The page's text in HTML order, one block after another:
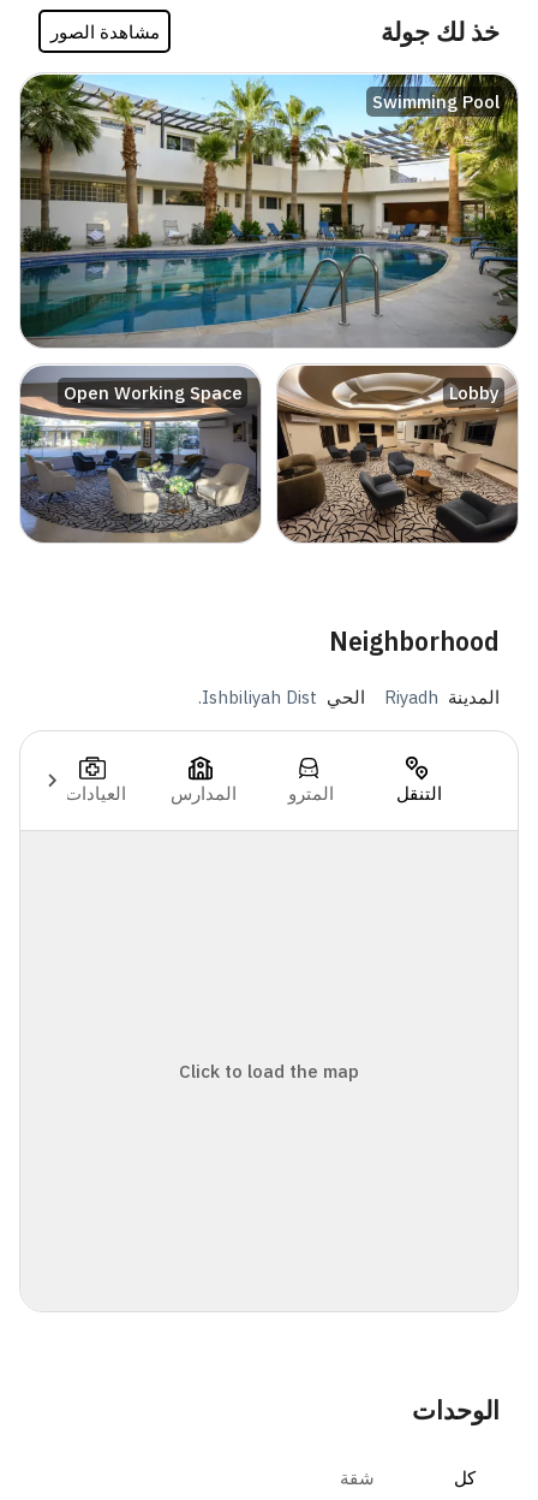
خذ لك جولة مشاهدة الصور
Swimming Pool
Lobby
Open Working Space
Neighborhood
المدينة Riyadh الحي Ishbiliyah Dist.
التنقل المترو المدارس العيادات
Click to load the map
الوحدات
كل شقة